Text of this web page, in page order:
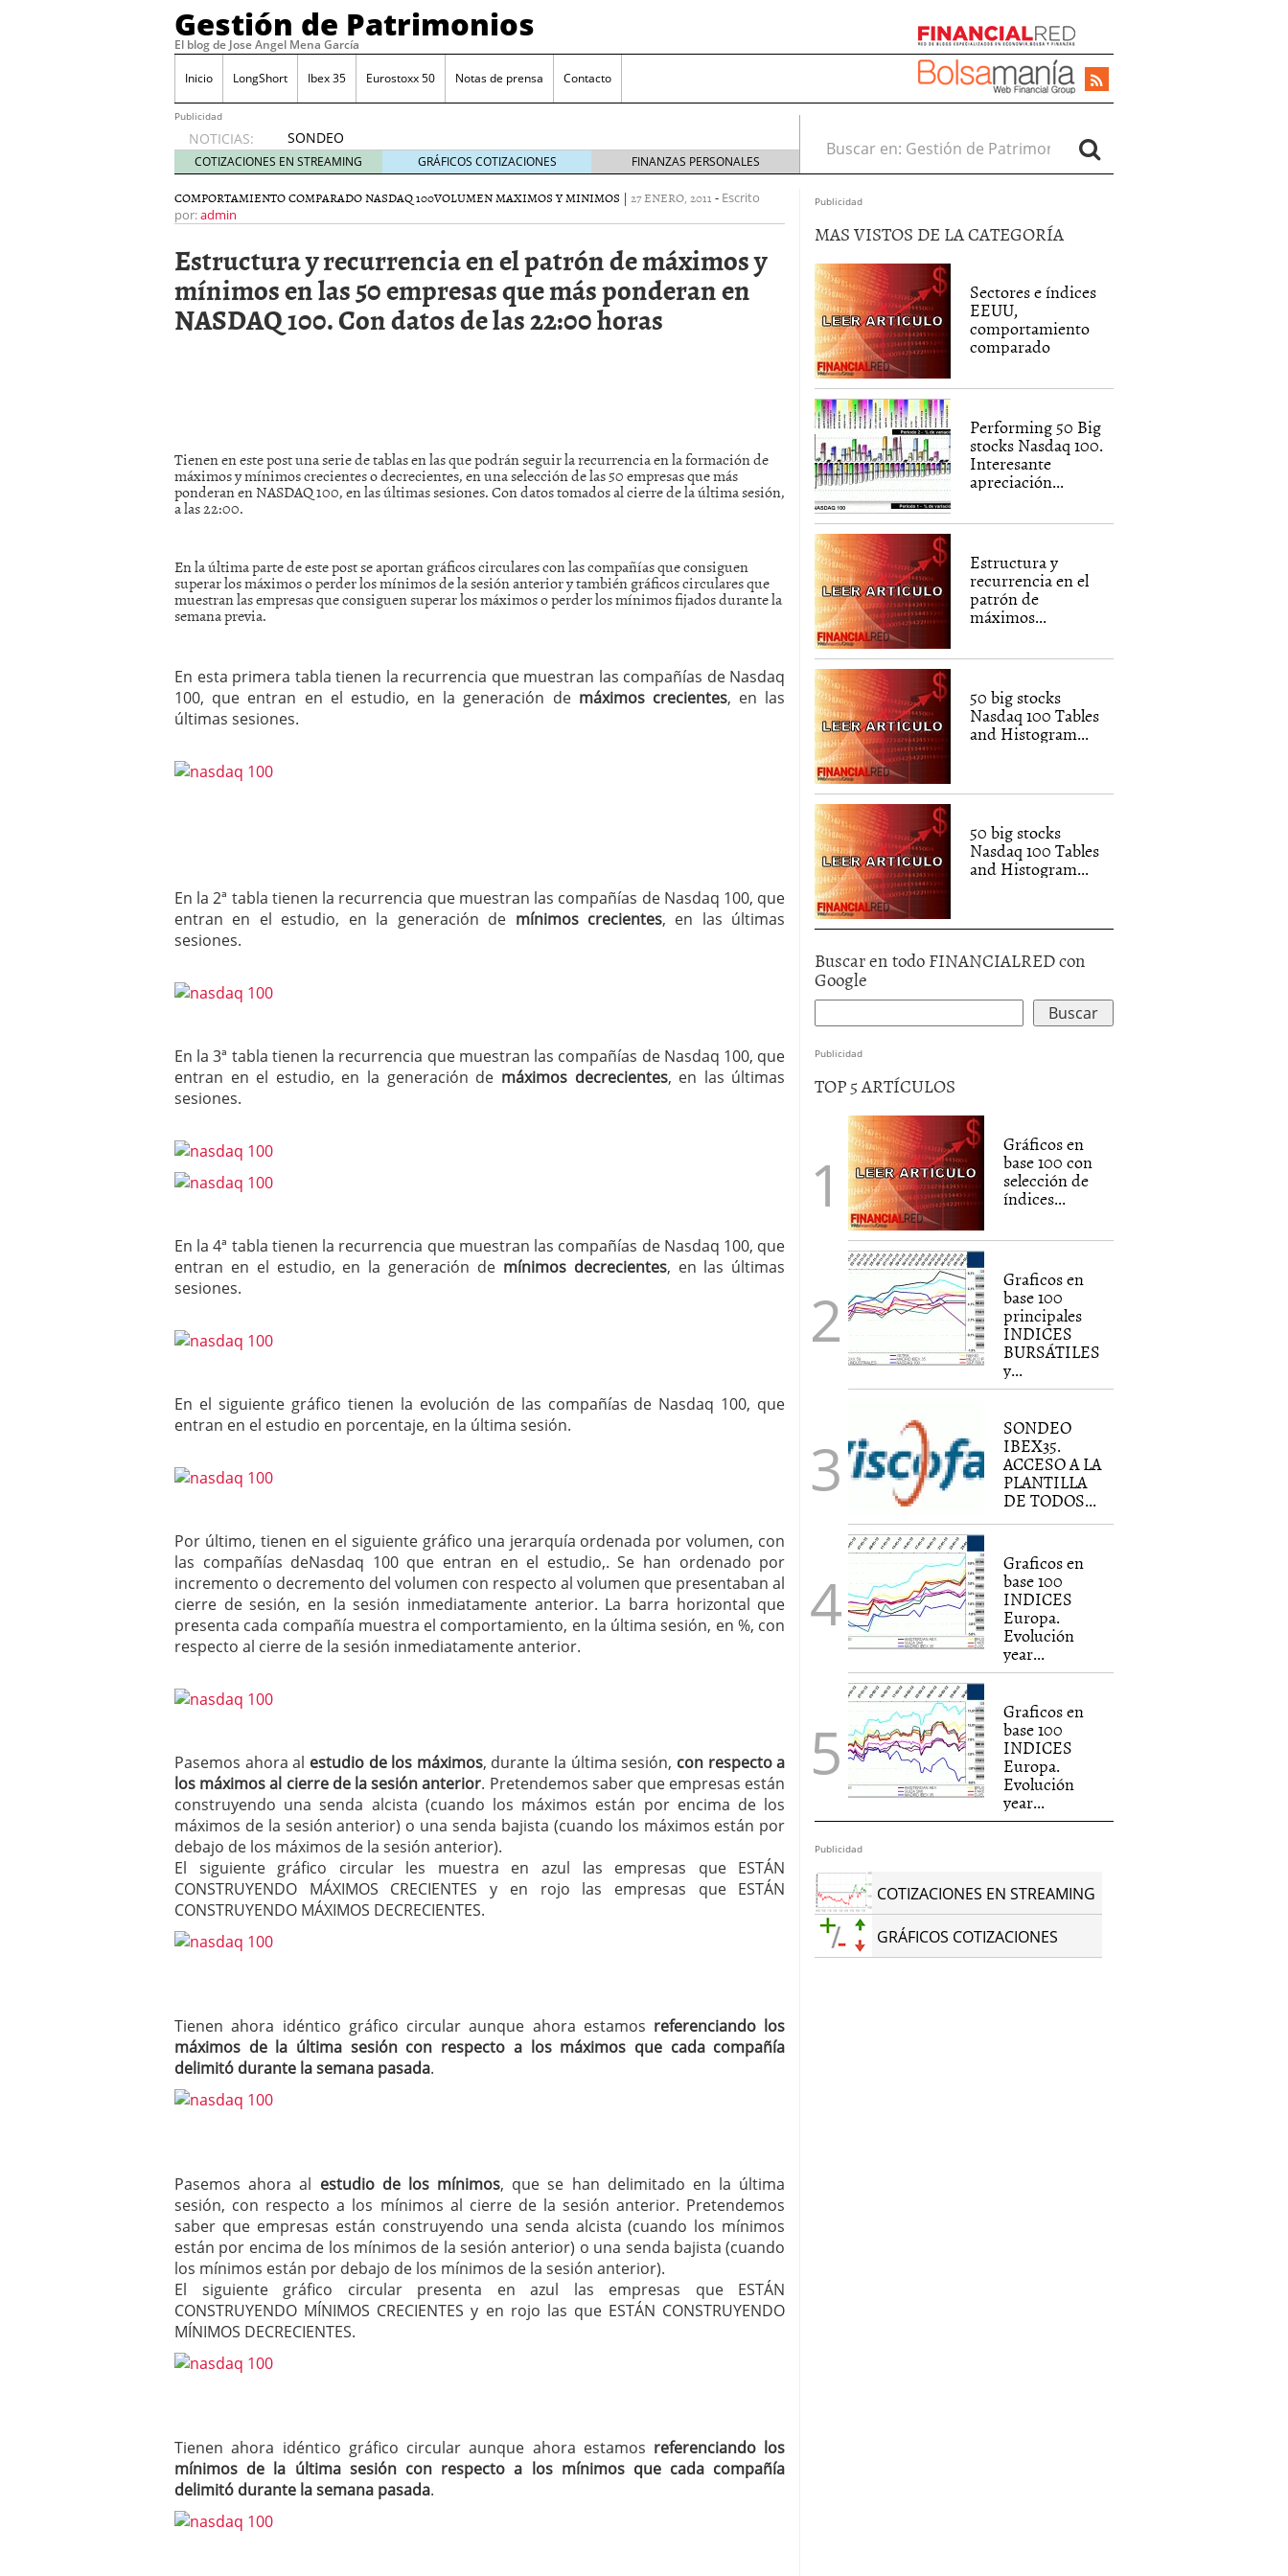
Gestión de Patrimonios
El blog de Jose Angel Mena García
Inicio LongShort Ibex 35 Eurostoxx 50 Notas de prensa Contacto
Publicidad
NOTICIAS:
SONDEO
IBEX35.
ACCESO
A LA
TODOS
LOS
VALORES
IBEX35
Catalejo sobre IBEX35. SISM?METROS. Prosiguen a la baja desde el 13/mayo
y a?n tienen recorrido adicional mayo 24, 2013
CATALEJO SOBRE IBEX35. TERMOMETROS. Aún con recorrido a la baja para
COTIZACIONES EN STREAMING GRÁFICOS COTIZACIONES FINANZAS PERSONALES
Buscar en:
COMPORTAMIENTO COMPARADO NASDAQ 100VOLUMEN MAXIMOS Y MINIMOS | 27 ENERO, 2011 - Escrito
por:admin
Estructura y recurrencia en el patrón de máximos y
mínimos en las 50 empresas que más ponderan en
NASDAQ 100. Con datos de las 22:00 horas
Tienen en este post una serie de tablas en las que podrán seguir la recurrencia en la formación de
máximos y mínimos crecientes o decrecientes, en una selección de las 50 empresas que más
ponderan en NASDAQ 100, en las últimas sesiones. Con datos tomados al cierre de la última sesión,
a las 22:00.
En la última parte de este post se aportan gráficos circulares con las compañías que consiguen
superar los máximos o perder los mínimos de la sesión anterior y también gráficos circulares que
muestran las empresas que consiguen superar los máximos o perder los mínimos fijados durante la
semana previa.
En esta primera tabla tienen la recurrencia que muestran las compañías de Nasdaq
100, que entran en el estudio, en la generación de máximos crecientes, en las
últimas sesiones.
En la 2ª tabla tienen la recurrencia que muestran las compañías de Nasdaq 100, que
entran en el estudio, en la generación de mínimos crecientes, en las últimas
sesiones.
En la 3ª tabla tienen la recurrencia que muestran las compañías de Nasdaq 100, que
entran en el estudio, en la generación de máximos decrecientes, en las últimas
sesiones.
En la 4ª tabla tienen la recurrencia que muestran las compañías de Nasdaq 100, que
entran en el estudio, en la generación de mínimos decrecientes, en las últimas
sesiones.
En el siguiente gráfico tienen la evolución de las compañías de Nasdaq 100, que
entran en el estudio en porcentaje, en la última sesión.
Por último, tienen en el siguiente gráfico una jerarquía ordenada por volumen, con
las compañías deNasdaq 100 que entran en el estudio,. Se han ordenado por
incremento o decremento del volumen con respecto al volumen que presentaban al
cierre de sesión, en la sesión inmediatamente anterior. La barra horizontal que
presenta cada compañía muestra el comportamiento, en la última sesión, en %, con
respecto al cierre de la sesión inmediatamente anterior.
Pasemos ahora al estudio de los máximos, durante la última sesión, con respecto a
los máximos al cierre de la sesión anterior. Pretendemos saber que empresas están
construyendo una senda alcista (cuando los máximos están por encima de los
máximos de la sesión anterior) o una senda bajista (cuando los máximos están por
debajo de los máximos de la sesión anterior).
El siguiente gráfico circular les muestra en azul las empresas que ESTÁN
CONSTRUYENDO MÁXIMOS CRECIENTES y en rojo las empresas que ESTÁN
CONSTRUYENDO MÁXIMOS DECRECIENTES.
Tienen ahora idéntico gráfico circular aunque ahora estamos referenciando los
máximos de la última sesión con respecto a los máximos que cada compañía
delimitó durante la semana pasada.
Pasemos ahora al estudio de los mínimos, que se han delimitado en la última
sesión, con respecto a los mínimos al cierre de la sesión anterior. Pretendemos
saber que empresas están construyendo una senda alcista (cuando los mínimos
están por encima de los mínimos de la sesión anterior) o una senda bajista (cuando
los mínimos están por debajo de los mínimos de la sesión anterior).
El siguiente gráfico circular presenta en azul las empresas que ESTÁN
CONSTRUYENDO MÍNIMOS CRECIENTES y en rojo las que ESTÁN CONSTRUYENDO
MÍNIMOS DECRECIENTES.
Tienen ahora idéntico gráfico circular aunque ahora estamos referenciando los
mínimos de la última sesión con respecto a los mínimos que cada compañía
delimitó durante la semana pasada.
Publicidad
MAS VISTOS DE LA CATEGORÍA
Sectores e índices
EEUU,
comportamiento
comparado
Performing 50 Big
stocks Nasdaq 100.
Interesante
apreciación...
Estructura y
recurrencia en el
patrón de
máximos...
50 big stocks
Nasdaq 100 Tables
and Histogram...
50 big stocks
Nasdaq 100 Tables
and Histogram...
Buscar en todo FINANCIALRED con
Google
Publicidad
TOP 5 ARTÍCULOS
Gráficos en
base 100 con
selección de
índices...
Graficos en
base 100
principales
INDICES
BURSÁTILES
y...
SONDEO
IBEX35.
ACCESO A LA
PLANTILLA
DE TODOS...
Graficos en
base 100
INDICES
Europa.
Evolución
year...
Graficos en
base 100
INDICES
Europa.
Evolución
year...
Publicidad
COTIZACIONES EN STREAMING
GRÁFICOS COTIZACIONES